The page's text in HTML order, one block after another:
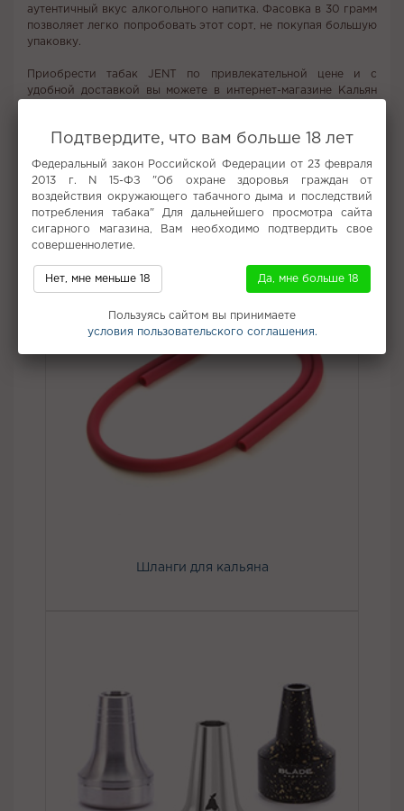
аутентичный вкус алкогольного напитка. Фасовка в 30 грамм
позволяет легко попробовать этот сорт, не покупая большую
упаковку.
Приобрести табак JENT по привлекательной цене и с
удобной доставкой вы можете в интернет-магазине Кальян
Алкоголь, Текила
Все вкусы табака для кальяна Jent
Не забудьте купить
Шланги для кальяна
Подтвердите, что вам больше 18 лет
Федеральный закон Российской Федерации от 23 февраля
2013 г. N 15-ФЗ "Об охране здоровья граждан от
воздействия окружающего табачного дыма и последствий
потребления табака" Для дальнейшего просмотра сайта
сигарного магазина, Вам необходимо подтвердить свое
совершеннолетие.
Нет, мне меньше 18 Да, мне больше 18
Пользуясь сайтом вы принимаете
условия пользовательского соглашения.